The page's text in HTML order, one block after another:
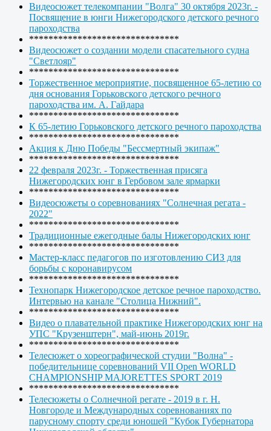
Видеосюжет телекомпании "Волга" 30 октября 2023г. -
Посвящение в юнги Нижегородского детского речного
пароходства
*******************************
Видеосюжет о создании модели спасательного судна
"Светлояр"
*******************************
Торжественное мероприятие, посвященное 65-летию со
дня основания Горьковского детского речного
пароходства им. А. Гайдара
*******************************
К 65-летию Горьковского детского речного пароходства
*******************************
Акция к Дню Победы "Бессмертный экипаж"
*******************************
22 февраля 2023г. - Торжественная присяга
Нижегородских юнг в Гербовом зале ярмарки
*******************************
Видеосюжеты о соревнованиях "Солнечная регата -
2022"
*******************************
Традиционные ежегодные балы Нижегородских юнг
*******************************
Мастер-класс педагогов по изготовлению СИЗ для
борьбы с коронавирусом
*******************************
Технопарк Нижегородское детское речное пароходство.
Интервью на канале "Столица Нижний".
*******************************
Видео о плавательной практике Нижегородских юнг на
УПС "Крузенштерн", май-июнь 2019г.
*******************************
Телесюжет о хореографической студии "Волна" -
победительнице соревнований VII Open WORLD
CHAMPIONSHIP MAJORETTES SPORT 2019
*******************************
Телесюжеты о Солнечной регате - 2019 в г. Н.
Новгороде и Международных соревнованиях по
парусному спорту среди юношей "Кубок Губернатора